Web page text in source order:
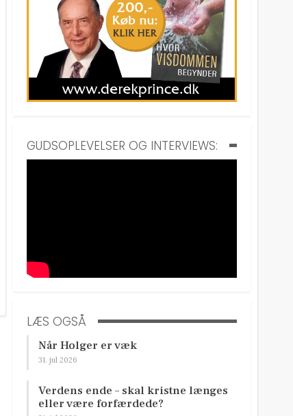
GUDSOPLEVELSER OG INTERVIEWS:
LÆS OGSÅ
Når Holger er væk
31. jul 2026
Verdens ende – skal kristne længes
eller være forfærdede?